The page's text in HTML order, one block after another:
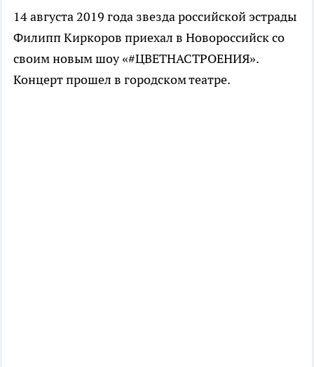
14 августа 2019 года звезда российской эстрады
Филипп Киркоров приехал в Новороссийск со
своим новым шоу «#ЦВЕТНАСТРОЕНИЯ».
Концерт прошел в городском театре.